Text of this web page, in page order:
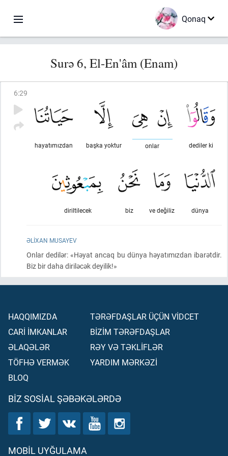
Qonaq
Surə 6, El-En'âm (Enam)
6:29
dediler ki
onlar
başka yoktur
hayatımızdan
dünya
ve değiliz
biz
diriltilecek
ƏLIXAN MUSAYEV
Onlar dedilər: «Həyat ancaq bu dünya həyatımızdan ibarətdir.
Biz bir daha diriləcək deyilik!»
HAQQIMIZDA
CARİ İMKANLAR
ƏLAQƏLƏR
TÖFHƏ VERMƏK
BLOQ
TƏRƏFDAŞLAR ÜÇÜN VİDCET
BİZİM TƏRƏFDAŞLAR
RƏY VƏ TƏKLİFLƏR
YARDIM MƏRKƏZİ
BIZ SOSIAL ŞƏBƏKƏLƏRDƏ
MOBIL UYĞULAMA